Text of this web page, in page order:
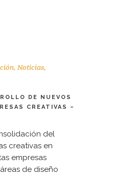
, Noticias,
DE NUEVOS
CREATIVAS –
del
creativas en
empresas
de diseño